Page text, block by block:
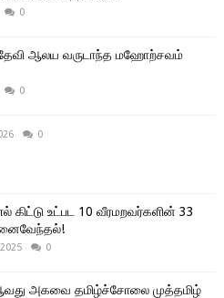
0
ஆலய வருடாந்த மஹோற்சவம்
0
0
கிட்டு உட்பட 10 வீரமறவர்களின் 33
0
ஆவது அகவை தமிழ்ச்சோலை முத்தமிழ்